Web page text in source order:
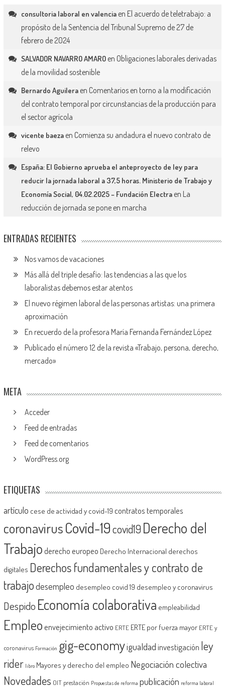
consultoria laboral en valenciaen El acuerdo de teletrabajo: a
propósito de la Sentencia del Tribunal Supremo de 27 de
febrero de 2024
SALVADOR NAVARRO AMAROen Obligaciones laborales derivadas
de la movilidad sostenible
Bernardo Aguileraen Comentarios en torno a la modificación
del contrato temporal por circunstancias de la producción para
el sector agrícola
vicente baezaen Comienza su andadura el nuevo contrato de
relevo
España: El Gobierno aprueba el anteproyecto de ley para
reducir la jornada laboral a 37,5 horas. Ministerio de Trabajo y
Economía Social, 04.02.2025 – Fundación Electraen La
reducción de jornada se pone en marcha
ENTRADAS RECIENTES
Nos vamos de vacaciones
Más allá del triple desafío: las tendencias a las que los
laboralistas debemos estar atentos
El nuevo régimen laboral de las personas artistas: una primera
aproximación
En recuerdo de la profesora María Fernanda Fernández López
Publicado el número 12 de la revista «Trabajo, persona, derecho,
mercado»
META
Acceder
Feed de entradas
Feed de comentarios
WordPress.org
ETIQUETAS
artículo cese de actividad y covid-19 contratos temporales
coronavirusCovid-19covid19 Derecho del
Trabajoderecho europeo Derecho Internacional derechos
digitales Derechos fundamentales y contrato de
trabajodesempleo desempleo covid 19 desempleo y coronavirus
Despido Economía colaborativa empleabilidad
Empleoenvejecimiento activo ERTE ERTE por fuerza mayor ERTE y
coronavirus Formación gig-economyigualdadinvestigación ley
rider libro Mayores y derecho del empleo Negociación colectiva
Novedades OIT prestación Propuestas de reforma publicación reforma laboral